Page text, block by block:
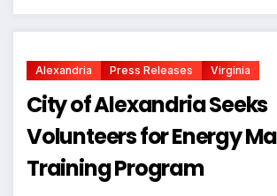
Alexandria Press Releases Virginia
City of Alexandria Seeks
Volunteers for Energy
Training Program